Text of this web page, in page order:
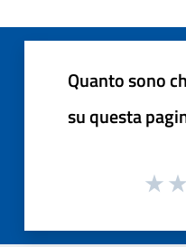
Quanto sono
su questa